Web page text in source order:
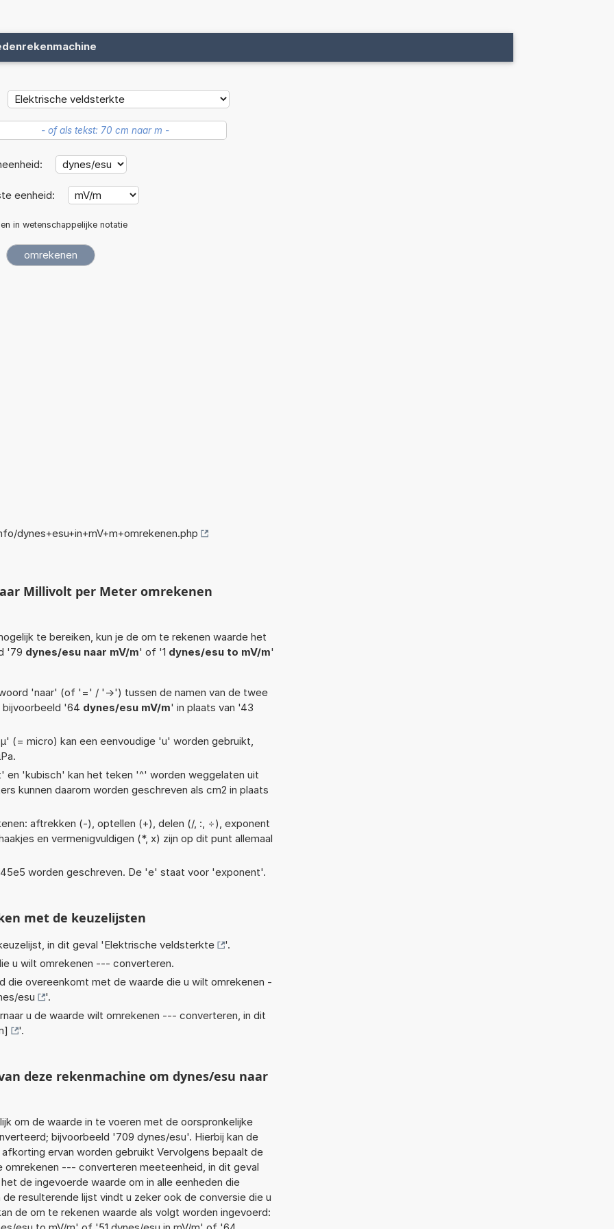
eenheid:
in wetenschappelijke notatie
dynes+esu+in+mV+m+omrekenen.php
Millivolt per Meter omrekenen
te bereiken, kun je de om te rekenen waarde het
'79 dynes/esu naar mV/m' of '1 dynes/esu to mV/m'
'naar' (of '=' / '->') tussen de namen van de twee
bijvoorbeeld '64 dynes/esu mV/m' in plaats van '43
(= micro) kan een eenvoudige 'u' worden gebruikt,
en 'kubisch' kan het teken '^' worden weggelaten uit
kunnen daarom worden geschreven als cm2 in plaats
aftrekken (-), optellen (+), delen (/, :, ÷), exponent
en vermenigvuldigen (*, x) zijn op dit punt allemaal
worden geschreven. De 'e' staat voor 'exponent'.
met de keuzelijsten
in dit geval 'Elektrische veldsterkte
'.
u wilt omrekenen --- converteren.
die overeenkomt met de waarde die u wilt omrekenen -
esu
'.
u de waarde wilt omrekenen --- converteren, in dit
'.
deze rekenmachine om dynes/esu naar
om de waarde in te voeren met de oorspronkelijke
bijvoorbeeld '709 dynes/esu'. Hierbij kan de
ervan worden gebruikt Vervolgens bepaalt de
omrekenen --- converteren meeteenheid, in dit geval
de ingevoerde waarde om in alle eenheden die
resulterende lijst vindt u zeker ook de conversie die u
de om te rekenen waarde als volgt worden ingevoerd: